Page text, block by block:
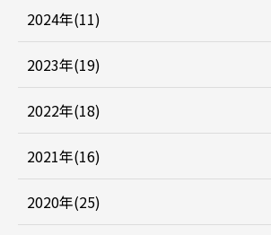
2024年(11)
2023年(19)
2022年(18)
2021年(16)
2020年(25)